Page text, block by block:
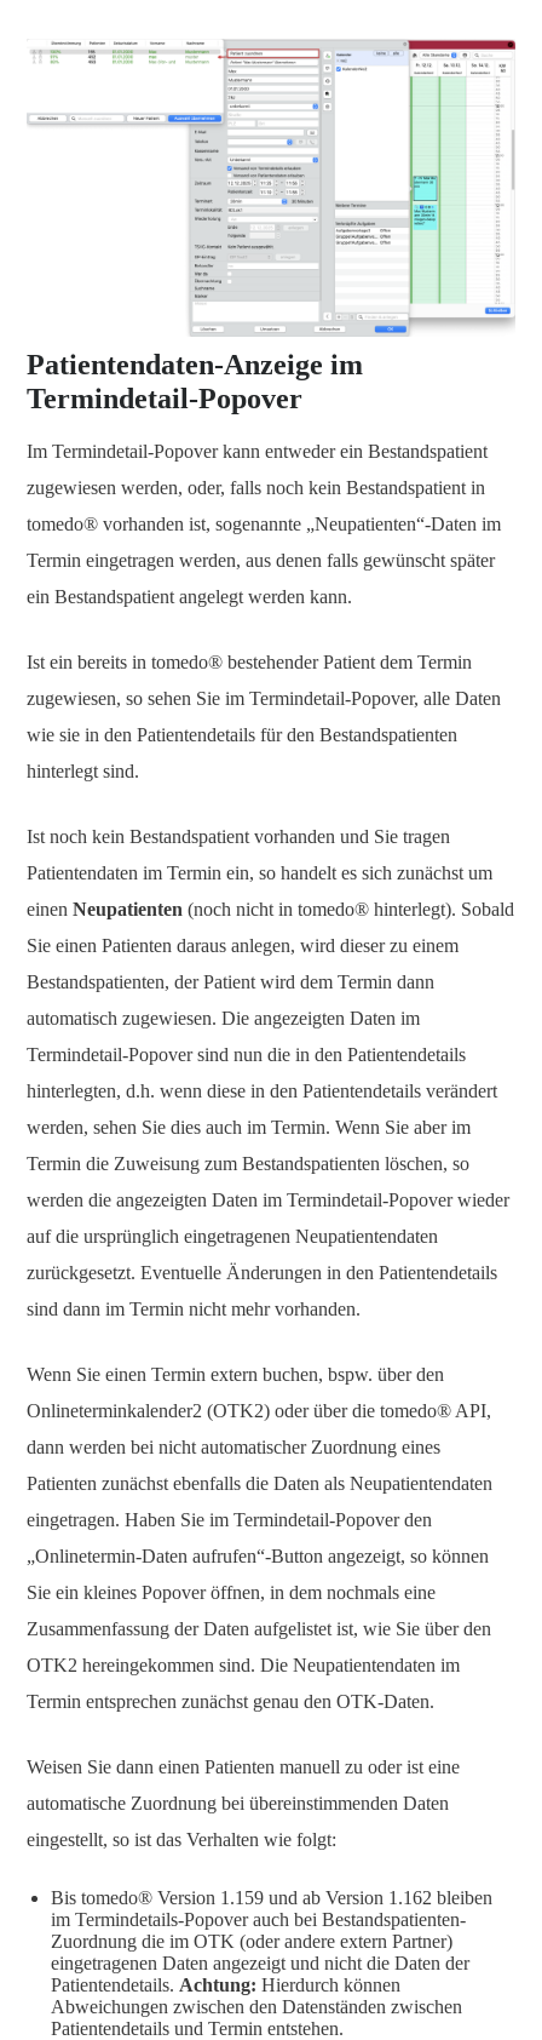
Patientendaten-Anzeige im
Termindetail-Popover
Im Termindetail-Popover kann entweder ein Bestandspatient
zugewiesen werden, oder, falls noch kein Bestandspatient in
tomedo® vorhanden ist, sogenannte „Neupatienten“-Daten im
Termin eingetragen werden, aus denen falls gewünscht später
ein Bestandspatient angelegt werden kann.
Ist ein bereits in tomedo® bestehender Patient dem Termin
zugewiesen, so sehen Sie im Termindetail-Popover, alle Daten
wie sie in den Patientendetails für den Bestandspatienten
hinterlegt sind.
Ist noch kein Bestandspatient vorhanden und Sie tragen
Patientendaten im Termin ein, so handelt es sich zunächst um
einen Neupatienten (noch nicht in tomedo® hinterlegt). Sobald
Sie einen Patienten daraus anlegen, wird dieser zu einem
Bestandspatienten, der Patient wird dem Termin dann
automatisch zugewiesen. Die angezeigten Daten im
Termindetail-Popover sind nun die in den Patientendetails
hinterlegten, d.h. wenn diese in den Patientendetails verändert
werden, sehen Sie dies auch im Termin. Wenn Sie aber im
Termin die Zuweisung zum Bestandspatienten löschen, so
werden die angezeigten Daten im Termindetail-Popover wieder
auf die ursprünglich eingetragenen Neupatientendaten
zurückgesetzt. Eventuelle Änderungen in den Patientendetails
sind dann im Termin nicht mehr vorhanden.
Wenn Sie einen Termin extern buchen, bspw. über den
Onlineterminkalender2 (OTK2) oder über die tomedo® API,
dann werden bei nicht automatischer Zuordnung eines
Patienten zunächst ebenfalls die Daten als Neupatientendaten
eingetragen. Haben Sie im Termindetail-Popover den
„Onlinetermin-Daten aufrufen“-Button angezeigt, so können
Sie ein kleines Popover öffnen, in dem nochmals eine
Zusammenfassung der Daten aufgelistet ist, wie Sie über den
OTK2 hereingekommen sind. Die Neupatientendaten im
Termin entsprechen zunächst genau den OTK-Daten.
Weisen Sie dann einen Patienten manuell zu oder ist eine
automatische Zuordnung bei übereinstimmenden Daten
eingestellt, so ist das Verhalten wie folgt:
Bis tomedo® Version 1.159 und ab Version 1.162 bleiben
im Termindetails-Popover auch bei Bestandspatienten-
Zuordnung die im OTK (oder andere extern Partner)
eingetragenen Daten angezeigt und nicht die Daten der
Patientendetails. Achtung: Hierdurch können
Abweichungen zwischen den Datenständen zwischen
Patientendetails und Termin entstehen.